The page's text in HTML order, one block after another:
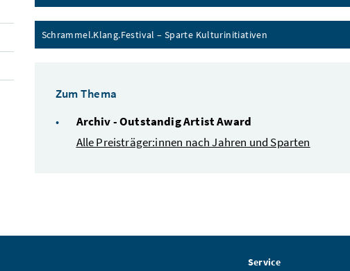
Schrammel.Klang.Festival – Sparte Kulturinitiativen
Zum Thema
Archiv - Outstandig Artist Award
Alle Preisträger:innen nach Jahren und Sparten
Service